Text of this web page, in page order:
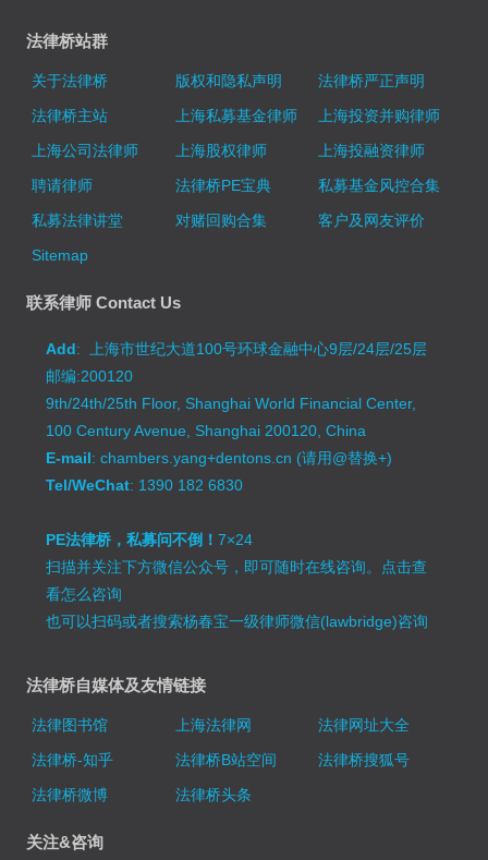
法律桥站群
关于法律桥 版权和隐私声明
法律桥严正声明
法律桥主站
上海私募基金律师
上海投资并购律师
上海公司法律师
上海股权律师
上海投融资律师
聘请律师
法律桥PE宝典
私募基金风控合集
私募法律讲堂
对赌回购合集
客户及网友评价
Sitemap
联系律师 Contact Us
Add: 上海市世纪大道100号环球金融中心9层/24层/25层
邮编:200120
9th/24th/25th Floor, Shanghai World Financial Center,
100 Century Avenue, Shanghai 200120, China
E-mail: chambers.yang+dentons.cn (请用@替换+)
Tel/WeChat: 1390 182 6830
PE法律桥，私募问不倒！7×24
扫描并关注下方微信公众号，即可随时在线咨询。 点击查
看怎么咨询
也可以扫码或者搜索杨春宝一级律师微信(lawbridge)咨询
法律桥自媒体及友情链接
法律图书馆 上海法律网
法律网址大全
法律桥-知乎
法律桥B站空间
法律桥搜狐号
法律桥微博
法律桥头条
关注&咨询